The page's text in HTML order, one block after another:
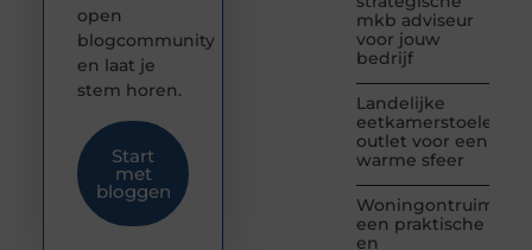
mkb adviseur
voor jouw
bedrijf
Landelijke
eetkamerstoelen
outlet voor een
warme sfeer
Woningontruiming:
een praktische
en
open
blogcommunity
en laat je
stem horen.
Start
met
bloggen